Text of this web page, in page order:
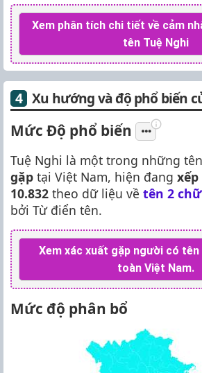
Xem phân tích chi tiết về cảm
tên Tuệ Nghi
Xu hướng và độ phổ biến
Mức Độ phổ biến
Tuệ Nghi là một trong những tên
gặp tại Việt Nam, hiện đang
10.832 theo dữ liệu về tên 2 chữ
bởi Từ điển tên.
Xem xác xuất gặp người có
toàn Việt Nam.
Mức độ phân bổ